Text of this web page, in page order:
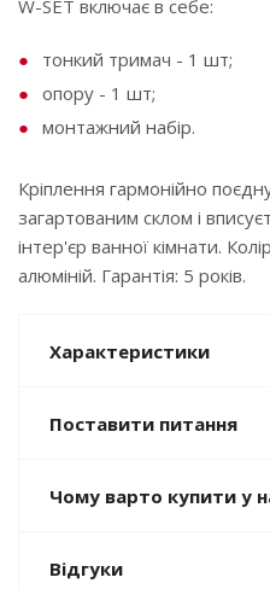
W-SET включає в себе:
тонкий тримач - 1 шт;
опору - 1 шт;
монтажний набір.
Кріплення гармонійно
загартованим склом і
інтер'єр ванної кімнати.
алюміній. Гарантія: 5 років.
Характеристики
Поставити питання
Чому варто купити у
Відгуки